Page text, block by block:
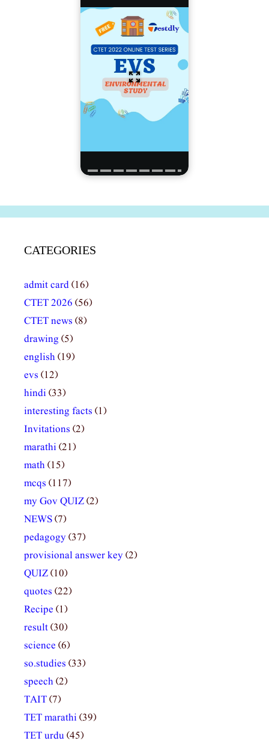
CATEGORIES
admit card(16)
CTET 2026 (56)
CTET news (8)
drawing (5)
english(19)
evs (12)
hindi(33)
interesting facts (1)
Invitations (2)
marathi(21)
math(15)
mcqs (117)
my Gov QUIZ(2)
NEWS(7)
pedagogy(37)
provisional answer key(2)
QUIZ(10)
quotes (22)
Recipe (1)
result(30)
science (6)
so.studies (33)
speech(2)
TAIT(7)
TET marathi(39)
TET urdu(45)